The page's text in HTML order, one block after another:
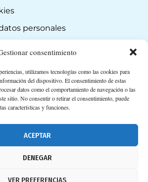
consentimiento
utilizamos tecnologías como las cookies para
del dispositivo. El consentimiento de estas
datos como el comportamiento de navegación o las
sitio. No consentir o retirar el consentimiento, puede
características y funciones.
ACEPTAR
DENEGAR
VER PREFERENCIAS
personales